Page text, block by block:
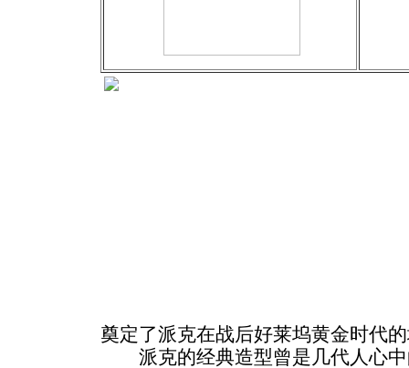
奠定了派克在战后好莱坞黄金时代
派克的经典造型曾是几代人心中